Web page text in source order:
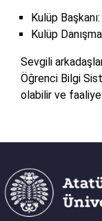
MEZUNLARLA
ADAY ÖĞRENCILER
Kulüp
Kulüp
Sevgili
Öğrenci Bilgi
olabilir ve